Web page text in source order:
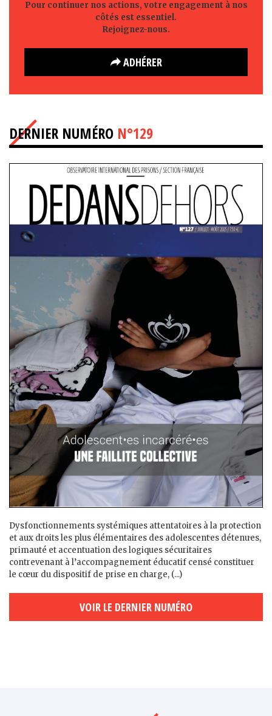
Pour continuer nos actions, votre engagement à nos
côtés est essentiel.
Rejoignez-nous.
ADHÉRER
DERNIER NUMÉRO N°129
Dysfonctionnements systémiques attentatoires à la protection
et aux droits les plus élémentaires des adolescent·es détenu·es,
primauté et accentuation des logiques sécuritaires
contrevenant à l’accompagnement éducatif censé constituer
le cœur du dispositif de prise en charge, (...)
VOIR LE DERNIER NUMÉRO